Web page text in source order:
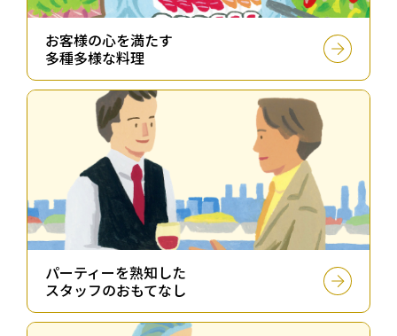
お客様の⼼を満たす
多種多様な料理
パーティーを熟知した
スタッフのおもてなし